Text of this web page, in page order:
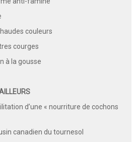
couleurs
courges
à la gousse
d’une « nourriture de cochons
canadien du tournesol